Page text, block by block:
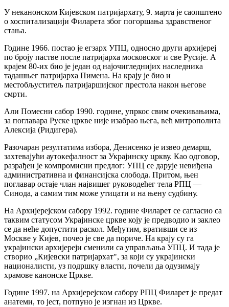
У неканонском Кијевском патријархату, 9. марта је саопштено
о хоспитализацији Филарета због погоршања здравственог
стања.
Године 1966. постао је егзарх УПЦ, односно други архијереј
по броју пастве после патријарха московског и све Русије. А
крајем 80-их био је један од најочигледнијих наследника
тадашњег патријарха Пимена. На крају је био и
местобљуститељ патријаршијског престола након његове
смрти.
Али Помесни сабор 1990. године, упркос свим очекивањима,
за поглавара Руске цркве није изабрао њега, већ митрополита
Алексија (Ридигера).
Разочаран резултатима избора, Денисенко је извео демарш,
захтевајући аутокефалност за Украјинску цркву. Као одговор,
разрађен је компромисни предлог: УПЦ се дарује невиђена
административна и финансијска слобода. Притом, њен
поглавар остаје члан највишег руководећег тела РПЦ —
Синода, а самим тим може утицати и на њену судбину.
На Архијерејском сабору 1992. године Филарет се сагласио са
таквим статусом Украјинске цркве коју је предводио и заклео
се да неће допустити раскол. Међутим, вративши се из
Москве у Кијев, почео је све да пориче. На крају су га
украјински архијереји сменили са управљања УПЦ. И тада је
створио „Кијевски патријархат", за који су украјински
националисти, уз подршку власти, почели да одузимају
храмове канонске Цркве.
Године 1997. на Архијерејском сабору РПЦ Филарет је предат
анатеми, то јест, потпуно је изгнан из Цркве.